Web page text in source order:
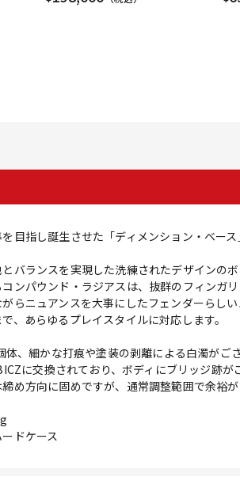
目指し誕生させた「ディメンション・ベース
バランスを実現した洗練されたデザインの
ンパウンド・ラジアスは、抜群のフィンガ
らニュアンスを大事にしたフェンダーらし
、あらゆるプレイスタイルに対応します。
体、細かな打痕や塗装の剥離による白濁がご
に交換されており、ボディにブリッジ跡が
め方向に固めですが、通常調整範囲で余裕
ドケース